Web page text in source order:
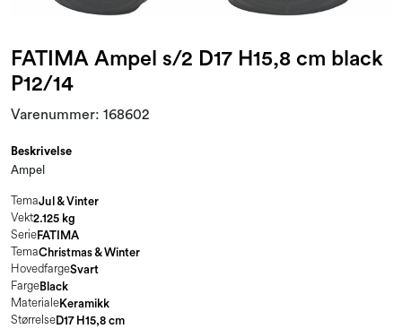
FATIMA Ampel s/2 D17 H15,8 cm black
P12/14
Varenummer: 168602
Beskrivelse
Ampel
TemaJul & Vinter
Vekt2.125 kg
SerieFATIMA
TemaChristmas & Winter
HovedfargeSvart
FargeBlack
MaterialeKeramikk
StørrelseD17 H15,8 cm